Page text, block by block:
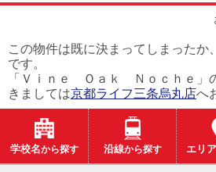
この物件は既に決まってしまったか
です。
「Ｖｉｎｅ Ｏａｋ Ｎｏｃｈｅ」
きましては京都ライフ三条烏丸店へ
学校名から探す 沿線から探す エリア